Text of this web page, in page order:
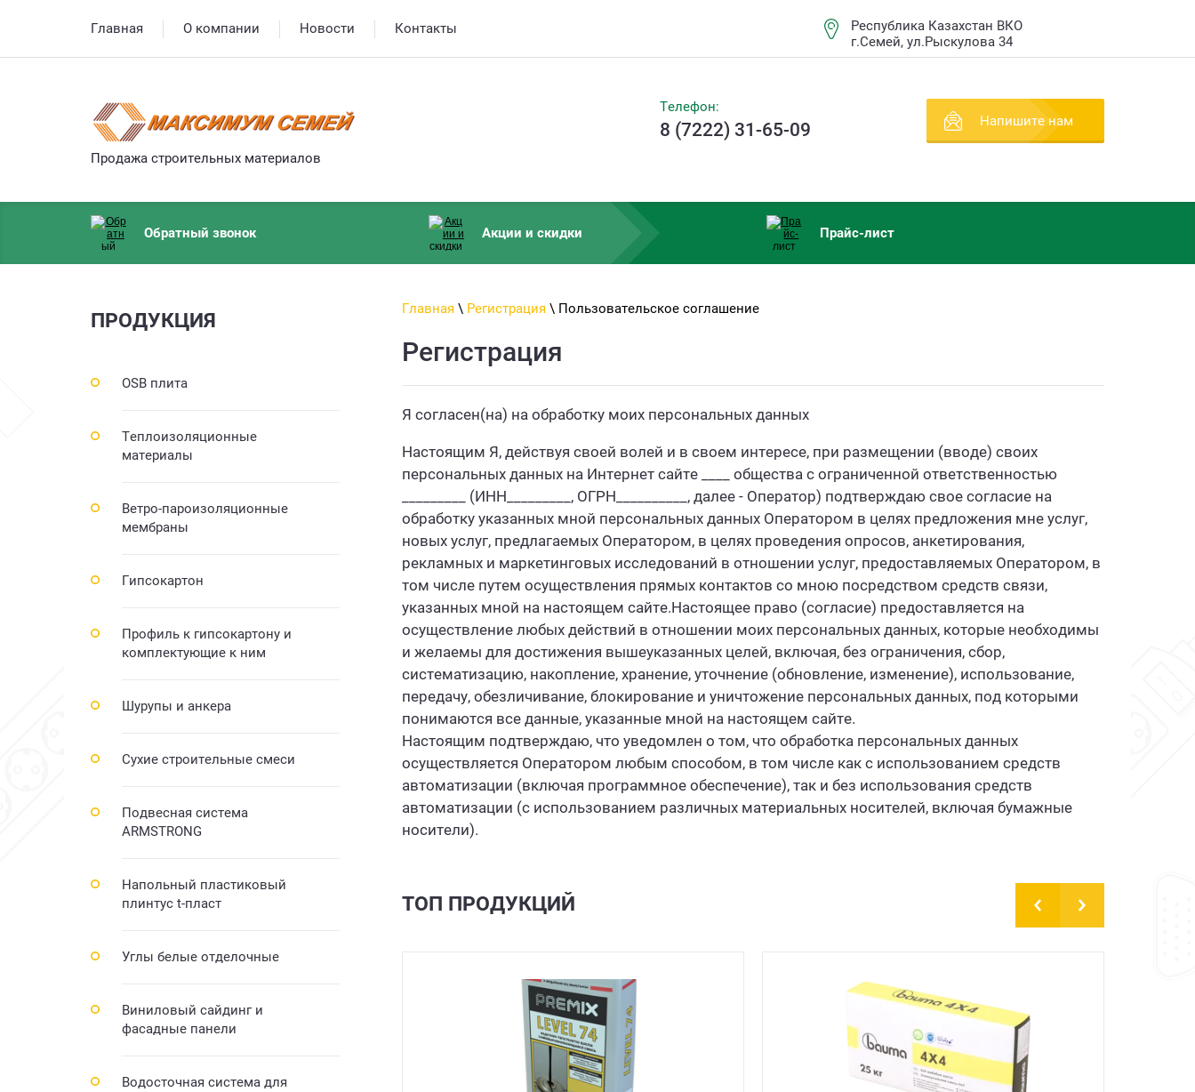
Главная О компании Новости Контакты
Республика Казахстан ВКО
г.Семей, ул.Рыскулова 34
Продажа строительных материалов
Телефон:
8 (7222) 31-65-09 Напишите нам
Обратный звонок Акции и скидки Прайс-лист
ПРОДУКЦИЯ
OSB плита
Теплоизоляционные
материалы
Ветро-пароизоляционные
мембраны
Гипсокартон
Профиль к гипсокартону и
комплектующие к ним
Шурупы и анкера
Сухие строительные смеси
Подвесная система
ARMSTRONG
Напольный пластиковый
плинтус t-пласт
Углы белые отделочные
Виниловый сайдинг и
фасадные панели
Водосточная система для
Главная \ Регистрация \ Пользовательское соглашение
Регистрация
Я согласен(на) на обработку моих персональных данных
Настоящим Я, действуя своей волей и в своем интересе, при размещении (вводе) своих
персональных данных на Интернет сайте ____ общества с ограниченной ответственностью
_________ (ИНН_________, ОГРН__________, далее - Оператор) подтверждаю свое согласие на
обработку указанных мной персональных данных Оператором в целях предложения мне услуг,
новых услуг, предлагаемых Оператором, в целях проведения опросов, анкетирования,
рекламных и маркетинговых исследований в отношении услуг, предоставляемых Оператором, в
том числе путем осуществления прямых контактов со мною посредством средств связи,
указанных мной на настоящем сайте.Настоящее право (согласие) предоставляется на
осуществление любых действий в отношении моих персональных данных, которые необходимы
и желаемы для достижения вышеуказанных целей, включая, без ограничения, сбор,
систематизацию, накопление, хранение, уточнение (обновление, изменение), использование,
передачу, обезличивание, блокирование и уничтожение персональных данных, под которыми
понимаются все данные, указанные мной на настоящем сайте.
Настоящим подтверждаю, что уведомлен о том, что обработка персональных данных
осуществляется Оператором любым способом, в том числе как с использованием средств
автоматизации (включая программное обеспечение), так и без использования средств
автоматизации (с использованием различных материальных носителей, включая бумажные
носители).
ТОП ПРОДУКЦИЙ